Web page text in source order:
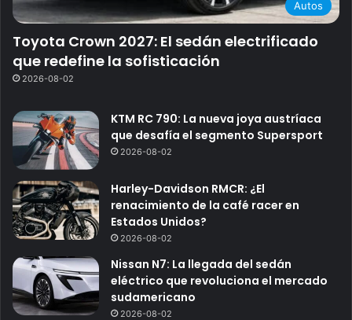
Autos
Toyota Crown 2027: El sedán electrificado
que redefine la sofisticación
2026-08-02
KTM RC 790: La nueva joya austríaca
que desafía el segmento Supersport
2026-08-02
Harley-Davidson RMCR: ¿El
renacimiento de la café racer en
Estados Unidos?
2026-08-02
Nissan N7: La llegada del sedán
eléctrico que revoluciona el mercado
sudamericano
2026-08-02